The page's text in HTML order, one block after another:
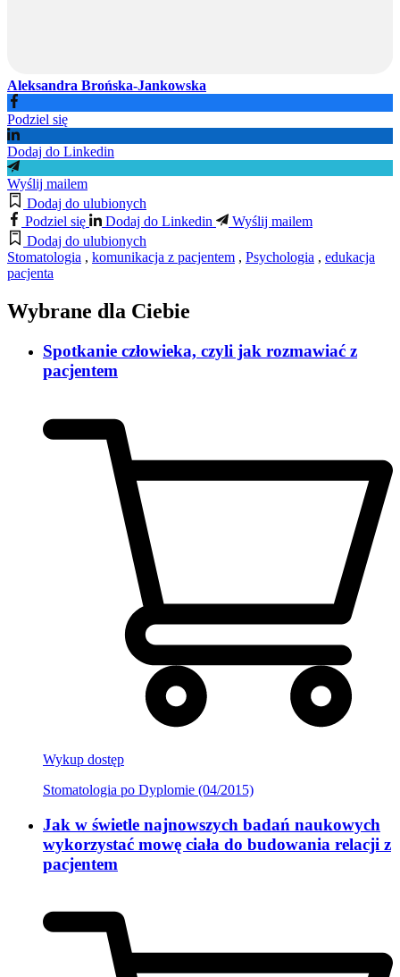
Aleksandra Brońska-Jankowska
Podziel się
Dodaj do Linkedin
Wyślij mailem
Dodaj do ulubionych
Podziel się
Dodaj do Linkedin
Wyślij mailem
Dodaj do ulubionych
Stomatologia , komunikacja z pacjentem , Psychologia , edukacja
pacjenta
Wybrane dla Ciebie
Spotkanie człowieka, czyli jak rozmawiać z
pacjentem
Wykup dostęp
Stomatologia po Dyplomie (04/2015)
Jak w świetle najnowszych badań naukowych
wykorzystać mowę ciała do budowania relacji z
pacjentem